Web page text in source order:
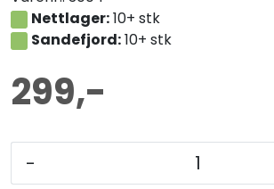
Nettlager:10+ stk
Sandefjord:10+ stk
299,-
-